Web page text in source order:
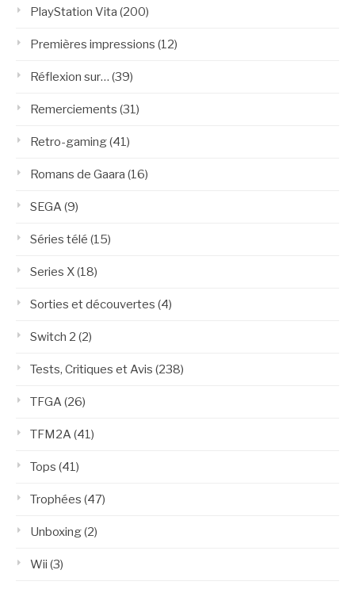
PlayStation Vita (200)
Premières impressions (12)
Réflexion sur… (39)
Remerciements (31)
Retro-gaming(41)
Romans de Gaara (16)
SEGA(9)
Séries télé (15)
Series X(18)
Sorties et découvertes (4)
Switch 2 (2)
Tests, Critiques et Avis (238)
TFGA(26)
TFM2A(41)
Tops (41)
Trophées (47)
Unboxing(2)
Wii (3)